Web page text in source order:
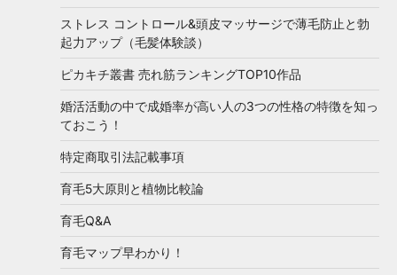
ストレス コントロール&頭皮マッサージで薄毛防止と勃
起力アップ（毛髪体験談）
ピカキチ叢書 売れ筋ランキングTOP10作品
婚活活動の中で成婚率が高い人の3つの性格の特徴を知っ
ておこう！
特定商取引法記載事項
育毛5大原則と植物比較論
育毛Q&A
育毛マップ早わかり！